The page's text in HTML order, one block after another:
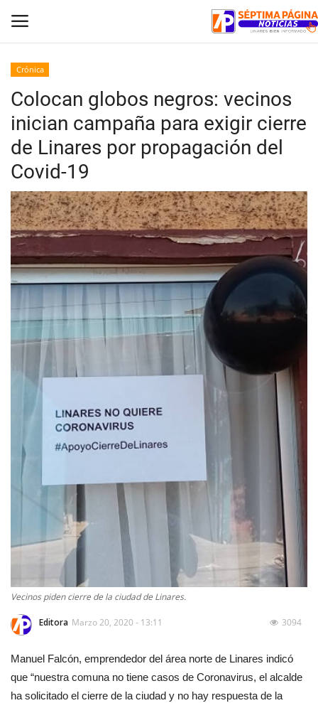
Inicio
Crónica
Policial
Tribunales
Deporte
Política
Espectáculos
Crónica
Colocan globos negros: vecinos
inician campaña para exigir cierre
de Linares por propagación del
Covid-19
Vecinos piden cierre de la ciudad de Linares.
Editora Marzo 20, 2020 - 13:11 3094
Manuel Falcón, emprendedor del área norte de Linares indicó
que “nuestra comuna no tiene casos de Coronavirus, el alcalde
ha solicitado el cierre de la ciudad y no hay respuesta de la